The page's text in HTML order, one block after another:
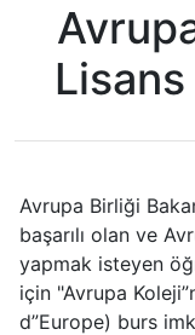
Lisans
Avrupa Birliği
başarılı olan ve
yapmak isteyen
için "Avrupa
d”Europe) burs